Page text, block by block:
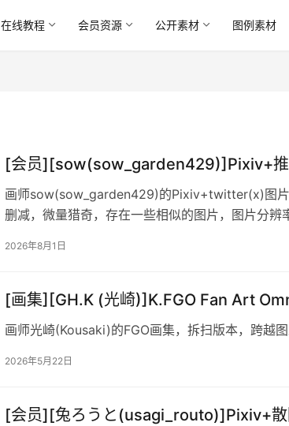
在线教程 会员资源 公开素材 图例素材
[会员][sow(sow_garden429)]Pixiv+
画师sow(sow_garden429)的Pixiv+twitter(x)图
删减，微量猎奇，存在一些相似的图片，图片分辨
2026年8月1日
[画集][GH.K (光崎)]K.FGO Fan Art
画师光崎(Kousaki)的FGO画集，拆扫版本，跨越图
2026年5月22日
[会员][兔ろうと(usagi_routo)]Pixiv+散